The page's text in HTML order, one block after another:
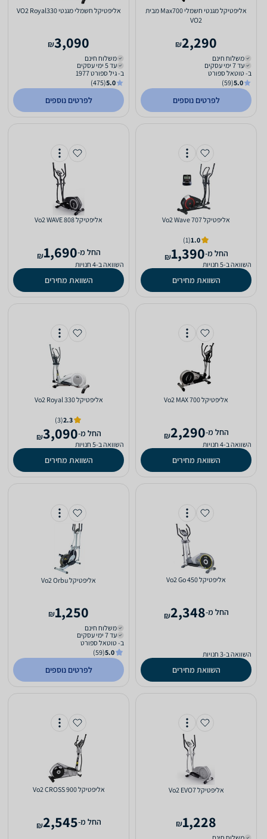
אליפטיקל מגנטי חשמלי Max700 מבית
VO2
2,290
₪
משלוח חינם
עד 7 ימי עסקים
ב- טוטאל ספורט
5.0
(59)
לפרטים נוספים
אליפטיקל חשמלי מגנטי VO2 Royal330
3,090
₪
משלוח חינם
עד 5 ימי עסקים
ב- גיל ספורט 1977
5.0
(475)
לפרטים נוספים
אליפטיקל Vo2 Wave 707
1.0
(1)
‫החל מ-1,390
₪
השוואה ב-5 חנויות
השוואת מחירים
אליפטיקל Vo2 WAVE 808
‫החל מ-1,690
₪
השוואה ב-4 חנויות
השוואת מחירים
אליפטיקל Vo2 MAX 700
‫החל מ-2,290
₪
השוואה ב-4 חנויות
השוואת מחירים
אליפטיקל Vo2 Royal 330
2.3
(3)
‫החל מ-3,090
₪
השוואה ב-5 חנויות
השוואת מחירים
אליפטיקל Vo2 Go 450
‫החל מ-2,348
₪
השוואה ב-3 חנויות
השוואת מחירים
אליפטיקל Vo2 Orbu
1,250
₪
משלוח חינם
עד 7 ימי עסקים
ב- טוטאל ספורט
5.0
(59)
לפרטים נוספים
אליפטיקל Vo2 EVO7
1,228
₪
אליפטיקל Vo2 CROSS 900
‫החל מ-2,545
₪